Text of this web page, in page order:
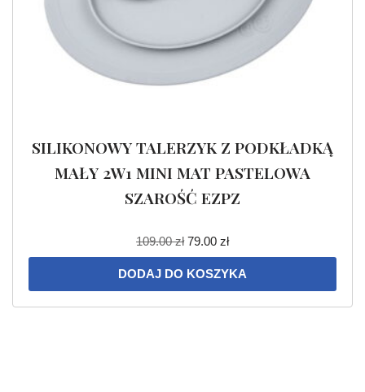
SILIKONOWY TALERZYK Z PODKŁADKĄ
MAŁY 2W1 MINI MAT PASTELOWA
SZAROŚĆ EZPZ
109.00zł 79.00 zł
DODAJ DO KOSZYKA